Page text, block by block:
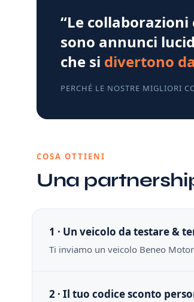
“Le
sono annunci
che si divertono
PERCHÉ LE NOSTRE MIGLIORI
COSA OTTIENI
Una
1 · Un veicolo da testare &
Ti inviamo un veicolo Beneo
2 · Il tuo codice sconto